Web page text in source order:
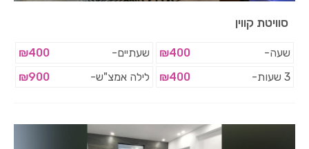
סוויטת קווין
שעה- ₪400 שעתיים-
₪400
3 שעות-
₪400 לילה אמצ"ש- ₪900